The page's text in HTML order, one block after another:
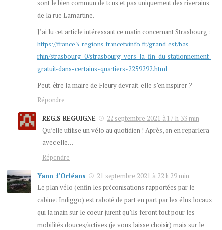
sont le bien commun de tous et pas uniquement des riverains
de la rue Lamartine.
J’ai lu cet article intéressant ce matin concernant Strasbourg :
https://france3-regions.francetvinfo.fr/grand-est/bas-
rhin/strasbourg-0/strasbourg-vers-la-fin-du-stationnement-
gratuit-dans-certains-quartiers-2259292.html
Peut-être la maire de Fleury devrait-elle s’en inspirer ?
Répondre
REGIS REGUIGNE
22 septembre 2021 à 17 h 33 min
Qu’elle utilise un vélo au quotidien ! Après, on en reparlera
avec elle…
Répondre
Yann d'Orléans
21 septembre 2021 à 22 h 29 min
Le plan vélo (enfin les préconisations rapportées par le
cabinet Indiggo) est raboté de part en part par les élus locaux
qui la main sur le coeur jurent qu’ils feront tout pour les
mobilités douces/actives (je vous laisse choisir) mais sur le